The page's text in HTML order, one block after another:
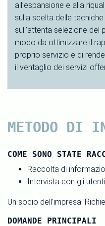
all’espansione e alla
sulla scelta delle
sull’attenta selezione del
modo da ottimizzare il
proprio servizio e di
il ventaglio dei servizi
METODO DI
COME SONO STATE
Raccolta di
Intervista con gli
Un socio dell’impresa.
DOMANDE PRINCIPALI